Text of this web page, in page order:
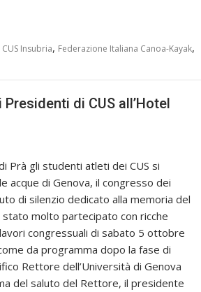
CUS Insubria, Federazione Italiana Canoa-Kayak,
di CUS all’Hotel
Prà gli studenti atleti dei CUS si
acque di Genova, il congresso dei
di silenzio dedicato alla memoria del
stato molto partecipato con ricche
congressuali di sabato 5 ottobre
da programma dopo la fase di
Rettore dell’Università di Genova
del saluto del Rettore, il presidente